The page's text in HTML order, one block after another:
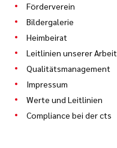
Förderverein
Bildergalerie
Heimbeirat
Leitlinien unserer Arbeit
Qualitätsmanagement
Impressum
Werte und Leitlinien
Compliance bei der cts